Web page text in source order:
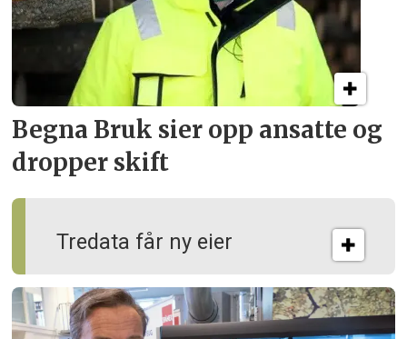
Tredata får ny eier
Begna Bruk sier opp ansatte og
dropper skift